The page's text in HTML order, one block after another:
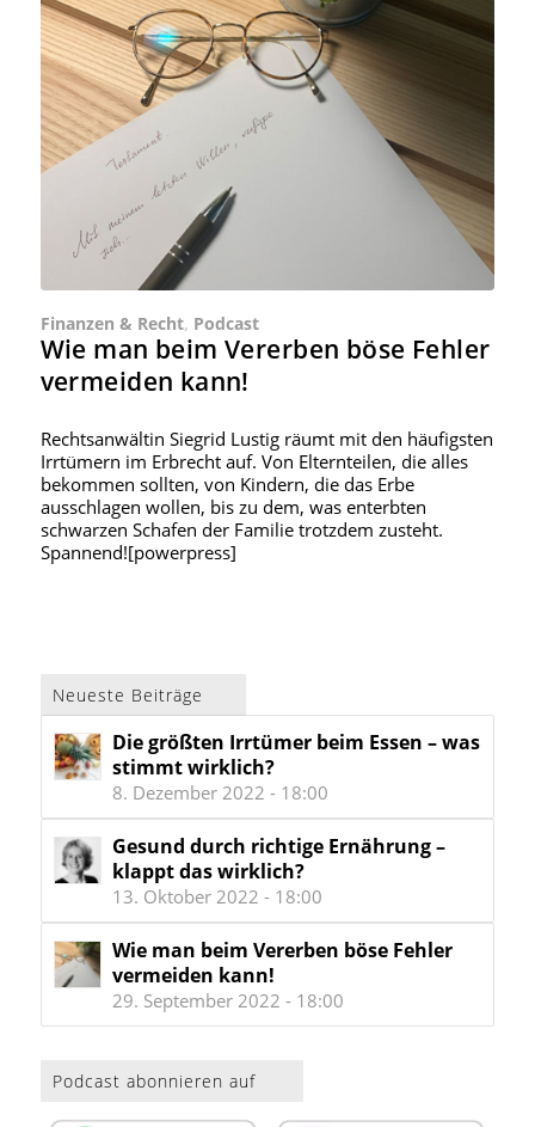
Finanzen & Recht, Podcast
Wie man beim Vererben böse Fehler
vermeiden kann!
Rechtsanwältin Siegrid Lustig räumt mit den häufigsten
Irrtümern im Erbrecht auf. Von Elternteilen, die alles
bekommen sollten, von Kindern, die das Erbe
ausschlagen wollen, bis zu dem, was enterbten
schwarzen Schafen der Familie trotzdem zusteht.
Spannend![powerpress]
Neueste Beiträge
Die größten Irrtümer beim Essen – was
stimmt wirklich?
8. Dezember 2022 - 18:00
Gesund durch richtige Ernährung –
klappt das wirklich?
13. Oktober 2022 - 18:00
Wie man beim Vererben böse Fehler
vermeiden kann!
29. September 2022 - 18:00
Podcast abonnieren auf